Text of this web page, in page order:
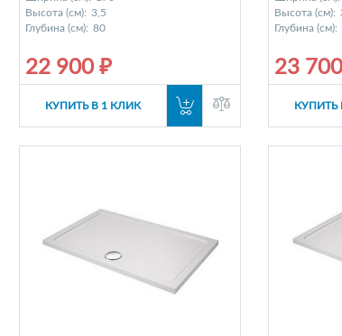
Высота (см): 3,5
Глубина (см): 80
22 900 ₽
КУПИТЬ В 1 КЛИК
Высота (см):
Глубина (см):
23
КУПИТЬ